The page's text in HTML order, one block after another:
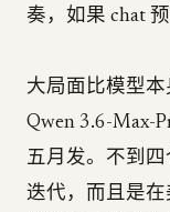
奏，如果 chat
大局面比模型本
Qwen 3.6-Max-
五月发。不到
迭代，而且是